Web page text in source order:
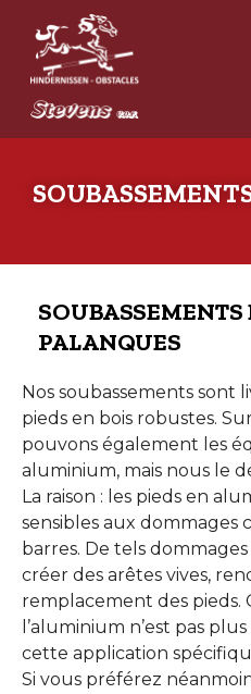
SOUBASSEMENTS
PALANQUES
Nos soubassements sont
pieds en bois robustes.
pouvons également les
aluminium, mais nous le
La raison : les pieds en
sensibles aux dommages
barres. De tels
créer des arêtes vives,
remplacement des pieds.
l’aluminium n’est pas
cette application
Si vous préférez